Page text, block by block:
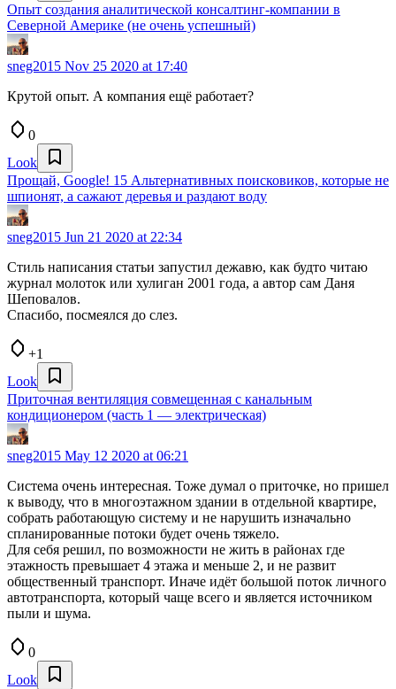
Опыт создания аналитической консалтинг-компании в
Северной Америке (не очень успешный)
sneg2015 Nov 25 2020 at 17:40
Крутой опыт. А компания ещё работает?
0
Look
Прощай, Google! 15 Альтернативных поисковиков, которые не
шпионят, а сажают деревья и раздают воду
sneg2015 Jun 21 2020 at 22:34
Стиль написания статьи запустил дежавю, как будто читаю
журнал молоток или хулиган 2001 года, а автор сам Даня
Шеповалов.
Спасибо, посмеялся до слез.
+1
Look
Приточная вентиляция совмещенная с канальным
кондиционером (часть 1 — электрическая)
sneg2015 May 12 2020 at 06:21
Система очень интересная. Тоже думал о приточке, но пришел
к выводу, что в многоэтажном здании в отдельной квартире,
собрать работающую систему и не нарушить изначально
спланированные потоки будет очень тяжело.
Для себя решил, по возможности не жить в районах где
этажность превышает 4 этажа и меньше 2, и не развит
общественный транспорт. Иначе идёт большой поток личного
автотранспорта, который чаще всего и является источником
пыли и шума.
0
Look